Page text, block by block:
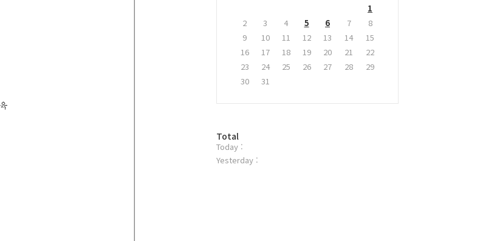
1
2
3 4 5 6 7
8
9
10 11 12 13 14
15
16
17 18 19 20 21
22
23
24 25 26 27 28
29
30
31
방
문
자
Total
Today :
Yesterday :